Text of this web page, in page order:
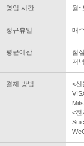
영업 시간 월~
정규휴일 매
평균예산
점
저
결제 방법
<신
<전